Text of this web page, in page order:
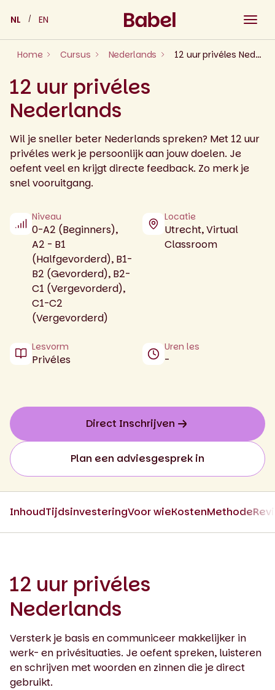
content
NL EN
Home Cursus Nederlands 12 uur privéles Nederlands
12 uur privéles
Nederlands
Wil je sneller beter Nederlands spreken? Met 12 uur
privéles werk je persoonlijk aan jouw doelen. Je
oefent veel en krijgt directe feedback. Zo merk je
snel vooruitgang.
Niveau
0-A2 (Beginners),
A2 - B1
(Halfgevorderd), B1-
B2 (Gevorderd), B2-
C1 (Vergevorderd),
C1-C2
(Vergevorderd)
Locatie
Utrecht, Virtual
Classroom
Lesvorm
Privéles
Uren les
-
Direct Inschrijven
Plan een adviesgesprek in
InhoudTijdsinvesteringVoor wieKostenMethode
12 uur privéles
Nederlands
Versterk je basis en communiceer makkelijker in
werk- en privésituaties. Je oefent spreken, luisteren
en schrijven met woorden en zinnen die je direct
gebruikt.